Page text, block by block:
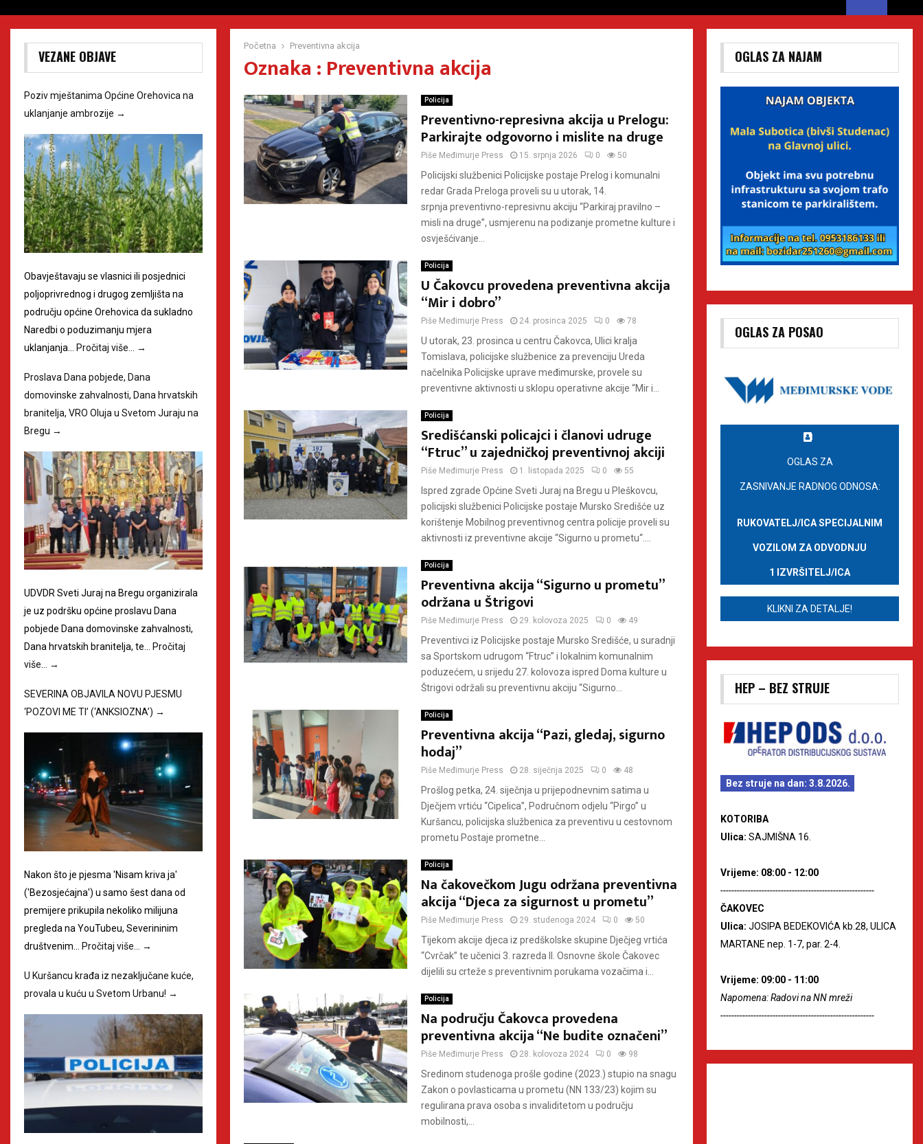
Početna Preventivna akcija
Oznaka : Preventivna akcija
Policija
Preventivno-represivna akcija u Prelogu:
Parkirajte odgovorno i mislite na druge
Piše Međimurje Press 15. srpnja 2026 0 50
Policijski službenici Policijske postaje Prelog i komunalni
redar Grada Preloga proveli su u utorak, 14.
srpnja preventivno-represivnu akciju “Parkiraj pravilno –
misli na druge”, usmjerenu na podizanje prometne kulture i
osvješćivanje...
Policija
U Čakovcu provedena preventivna akcija
“Mir i dobro”
Piše Međimurje Press 24. prosinca 2025 0 78
U utorak, 23. prosinca u centru Čakovca, Ulici kralja
Tomislava, policijske službenice za prevenciju Ureda
načelnika Policijske uprave međimurske, provele su
preventivne aktivnosti u sklopu operativne akcije “Mir i...
Policija
Središćanski policajci i članovi udruge
“Ftruc” u zajedničkoj preventivnoj akciji
Piše Međimurje Press 1. listopada 2025 0 55
Ispred zgrade Općine Sveti Juraj na Bregu u Pleškovcu,
policijski službenici Policijske postaje Mursko Središće uz
korištenje Mobilnog preventivnog centra policije proveli su
aktivnosti iz preventivne akcije “Sigurno u prometu“....
Policija
Preventivna akcija “Sigurno u prometu”
održana u Štrigovi
Piše Međimurje Press 29. kolovoza 2025 0 49
Preventivci iz Policijske postaje Mursko Središće, u suradnji
sa Sportskom udrugom “Ftruc” i lokalnim komunalnim
poduzećem, u srijedu 27. kolovoza ispred Doma kulture u
Štrigovi održali su preventivnu akciju “Sigurno...
Policija
Preventivna akcija “Pazi, gledaj, sigurno
hodaj”
Piše Međimurje Press 28. siječnja 2025 0 48
Prošlog petka, 24. siječnja u prijepodnevnim satima u
Dječjem vrtiću “Cipelica”, Područnom odjelu “Pirgo” u
Kuršancu, policijska službenica za preventivu u cestovnom
prometu Postaje prometne...
Policija
Na čakovečkom Jugu održana preventivna
akcija “Djeca za sigurnost u prometu”
Piše Međimurje Press 29. studenoga 2024 0 50
Tijekom akcije djeca iz predškolske skupine Dječjeg vrtića
“Cvrčak” te učenici 3. razreda II. Osnovne škole Čakovec
dijelili su crteže s preventivnim porukama vozačima i...
Policija
Na području Čakovca provedena
preventivna akcija “Ne budite označeni”
Piše Međimurje Press 28. kolovoza 2024 0 98
Sredinom studenoga prošle godine (2023.) stupio na snagu
Zakon o povlasticama u prometu (NN 133/23) kojim su
regulirana prava osoba s invaliditetom u području
mobilnosti,...
VEZANE OBJAVE
Poziv mještanima Općine Orehovica na
uklanjanje ambrozije →
Obavještavaju se vlasnici ili posjednici
poljoprivrednog i drugog zemljišta na
području općine Orehovica da sukladno
Naredbi o poduzimanju mjera
uklanjanja…
Pročitaj više… →
Proslava Dana pobjede, Dana
domovinske zahvalnosti, Dana hrvatskih
branitelja, VRO Oluja u Svetom Juraju na
Bregu →
UDVDR Sveti Juraj na Bregu organizirala
je uz podršku općine proslavu Dana
pobjede Dana domovinske zahvalnosti,
Dana hrvatskih branitelja, te… Pročitaj
više… →
SEVERINA OBJAVILA NOVU PJESMU
‘POZOVI ME TI’ (‘ANKSIOZNA’) →
Nakon što je pjesma 'Nisam kriva ja'
('Bezosjećajna') u samo šest dana od
premijere prikupila nekoliko milijuna
pregleda na YouTubeu, Severininim
društvenim…
Pročitaj više… →
U Kuršancu krađa iz nezaključane kuće,
provala u kuću u Svetom Urbanu! →
OGLAS ZA NAJAM
OGLAS ZA POSAO
OGLAS ZA
ZASNIVANJE RADNOG ODNOSA:
RUKOVATELJ/ICA SPECIJALNIM
VOZILOM ZA ODVODNJU
1 IZVRŠITELJ/ICA
KLIKNI ZA DETALJE!
HEP – BEZ STRUJE
Bez struje na dan: 3.8.2026.
KOTORIBA
Ulica: SAJMIŠNA 16.
Vrijeme: 08:00 - 12:00
--------------------------------------------------------
ČAKOVEC
Ulica: JOSIPA BEDEKOVIĆA kb.28, ULICA
MARTANE nep. 1-7, par. 2-4.
Vrijeme: 09:00 - 11:00
Napomena: Radovi na NN mreži
--------------------------------------------------------